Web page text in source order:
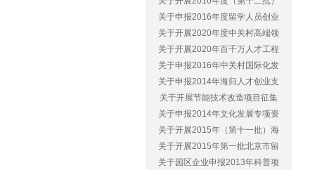
关于申报2016年度留学人员创业
关于开展2020年度中关村高端领
关于开展2020年百千万人才工程
关于申报2016年中关村国际化发
关于申报2014年海归人才创业支
关于开展节能技术改造项目征集
关于申报2014年文化发展专项资
关于开展2015年（第十一批）海
关于开展2015年第一批北京市留
关于园区企业申报2013年科普项